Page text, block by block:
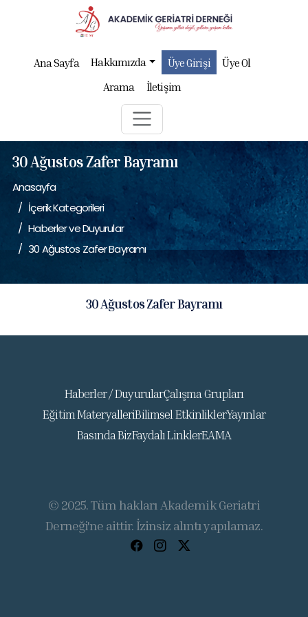
Ana Sayfa Hakkımızda Üye Girişi
Üye Ol
Arama
İletişim
30 Ağustos Zafer Bayramı
Anasayfa
İçerik Kategorileri
Haberler ve Duyurular
30 Ağustos Zafer Bayramı
30 Ağustos Zafer Bayramı
Haberler / DuyurularÇalışma Grupları
Eğitim MateryalleriBilimsel EtkinliklerYayınlar
Basında BizFaydalı LinklerEAMA
© 2025. Tüm hakları Akademik Geriatri
Derneği'ne aittir. İzinsiz alıntı yapılamaz.